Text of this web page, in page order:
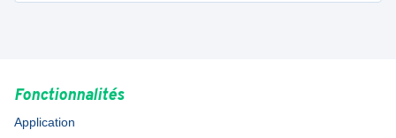
Fonctionnalités
Application